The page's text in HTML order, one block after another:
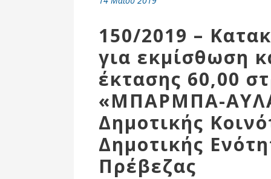
Ενότητες
150/2019 –
για εκμίσθωση
έκτασης 60,00
«ΜΠΑΡΜΠΑ-
Δημοτικής
Δημοτικής
Πρέβεζας